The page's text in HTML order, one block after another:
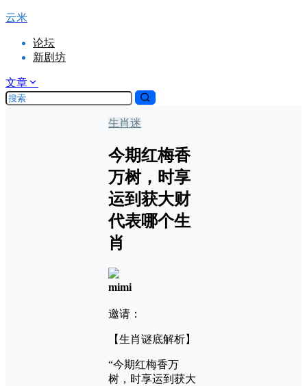
云米
论坛
新剧坊
文章
生肖迷
今期红梅香
万树，时享
运到获大财
代表哪个生
肖
mimi
邀请：
【生肖谜底解析】
“今期红梅香万
树，时享运到获大